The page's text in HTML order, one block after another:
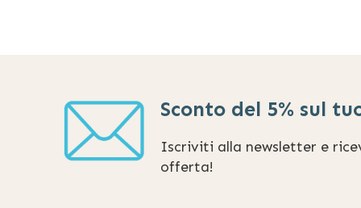
Sconto del 5% sul
Iscriviti alla newsletter e
offerta!